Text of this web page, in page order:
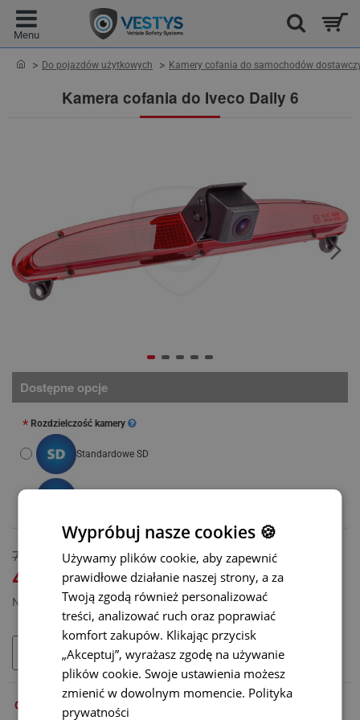
Kamera cofania do Iveco Daily 6
homeDo pojazdów użytkowych Kamery cofania do samochodów
470 zł
760 zł
Netto: 382,11 zł
MODEL: BC-013-L
Dostępne opcje
Rozdzielczość kamery
Standardowe SD
DODAJ DO KOSZYKA
OPIS
Wypróbuj nasze cookies 🍪
Używamy plików cookie, aby zapewnić
prawidłowe działanie naszej strony, a za
Twoją zgodą również personalizować
treści, analizować ruch oraz poprawiać
komfort zakupów. Klikając przycisk
„Akceptuj”, wyrażasz zgodę na używanie
plików cookie. Swoje ustawienia możesz
zmienić w dowolnym momencie. Polityka
prywatności